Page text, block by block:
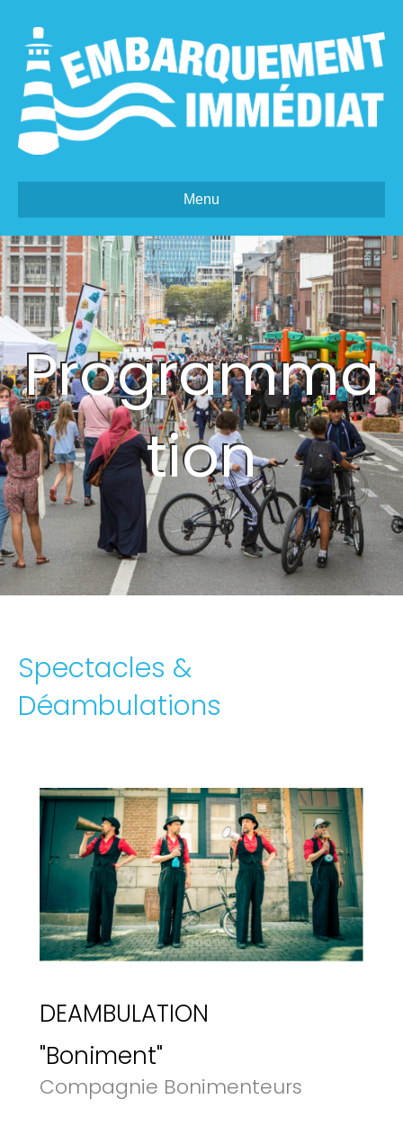
Menu
Programma
tion
Spectacles &
Déambulations
DEAMBULATION
"Boniment"
Compagnie Bonimenteurs